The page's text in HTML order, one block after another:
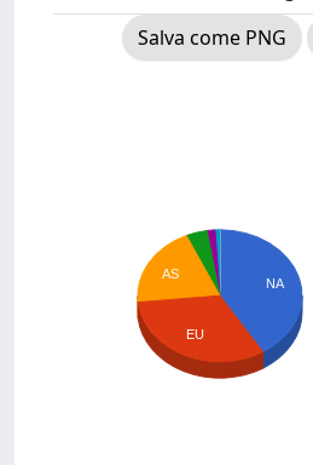
Salva come PNG
NA
AS
EU